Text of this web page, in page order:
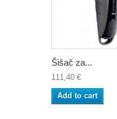
Šišač za...
111,40 €
Add to cart